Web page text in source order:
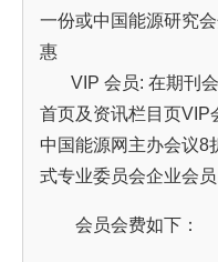
一份或中国能源研究
惠
VIP 会员: 在期刊会
首页及资讯栏目页VIP
中国能源网主办会议8
式专业委员会企业会员
会员会费如下：